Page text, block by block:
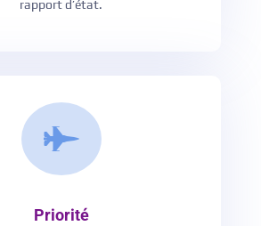
rapport d’état.

Priorité